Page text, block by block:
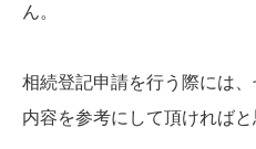
ん。
相続登記申請を行う際には
内容を参考にして頂ければと